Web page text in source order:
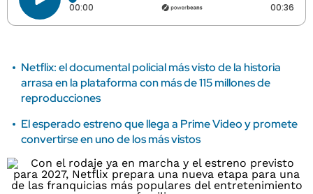
00:00 Tiempo transcurrido: 0 segundos 00:36
Netflix: el documental policial más visto de la historia
arrasa en la plataforma con más de 115 millones de
reproducciones
El esperado estreno que llega a Prime Video y promete
convertirse en uno de los más vistos